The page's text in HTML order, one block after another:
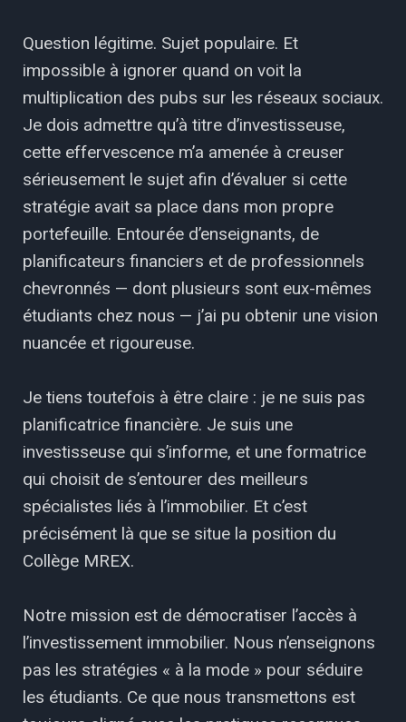
Question légitime. Sujet populaire. Et
impossible à ignorer quand on voit la
multiplication des pubs sur les réseaux sociaux.
Je dois admettre qu’à titre d’investisseuse,
cette effervescence m’a amenée à creuser
sérieusement le sujet afin d’évaluer si cette
stratégie avait sa place dans mon propre
portefeuille. Entourée d’enseignants, de
planificateurs financiers et de professionnels
chevronnés — dont plusieurs sont eux-mêmes
étudiants chez nous — j’ai pu obtenir une vision
nuancée et rigoureuse.
Je tiens toutefois à être claire : je ne suis pas
planificatrice financière. Je suis une
investisseuse qui s’informe, et une formatrice
qui choisit de s’entourer des meilleurs
spécialistes liés à l’immobilier. Et c’est
précisément là que se situe la position du
Collège MREX.
Notre mission est de démocratiser l’accès à
l’investissement immobilier. Nous n’enseignons
pas les stratégies « à la mode » pour séduire
les étudiants. Ce que nous transmettons est